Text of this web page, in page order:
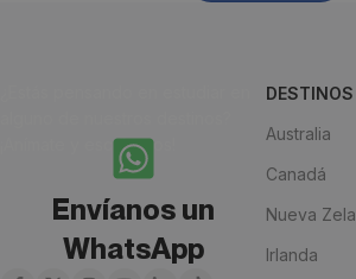
¡Anímate y escríbenos!
Envíanos un
WhatsApp
DESTINOS
Australia
Canadá
Nueva
Irlanda